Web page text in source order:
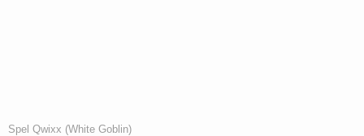
Spel Qwixx (White Goblin)